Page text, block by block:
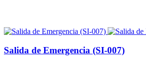
Salida de Emergencia (SI-007)